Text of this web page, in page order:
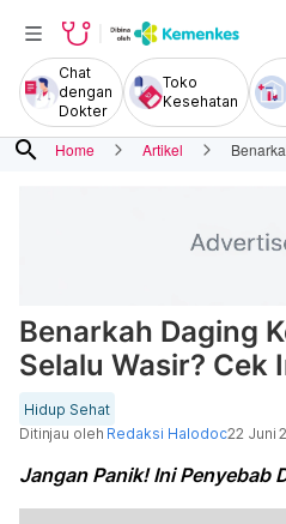
Chat
dengan
Dokter
Toko
Kesehatan
search Home Artikel
Benarkah Daging
Selalu Wasir? Cek
Hidup Sehat
Ditinjau oleh Redaksi Halodoc22 Juni
Jangan Panik! Ini Penyebab